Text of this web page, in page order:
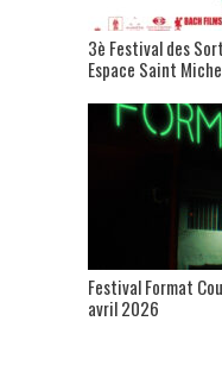
3è Festival des
Espace Saint
Festival Format
avril 2026